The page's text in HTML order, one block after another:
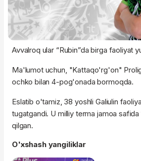
Avvalroq ular “Rubin”da birga faoliyat
Ma'lumot uchun, "Kattaqo'rg'on"
ochko bilan 4-pog'onada bormoqda.
Eslatib o'tamiz, 38 yoshli Galiulin
tugatgandi. U milliy terma jamoa
qilgan.
O'xshash yangiliklar